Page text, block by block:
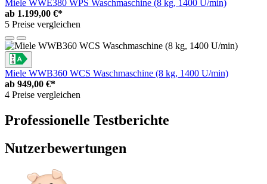
Miele WWE380 WPS Waschmaschine (8 kg, 1400 U/min)
ab 1.199,00 €*
5 Preise vergleichen
Miele WWB360 WCS Waschmaschine (8 kg, 1400 U/min)
ab 949,00 €*
4 Preise vergleichen
Professionelle Testberichte
Nutzerbewertungen